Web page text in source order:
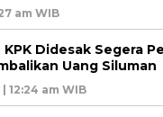
am WIB
Didesak Segera
Uang Siluman
12:24 am WIB